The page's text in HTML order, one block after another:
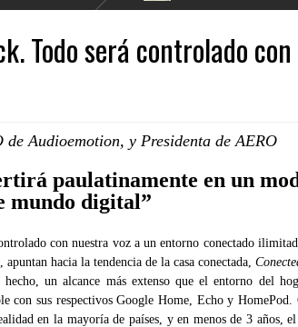
Todo será controlado
Audioemotion, y Presidenta de AERO
paulatinamente en un
mundo digital”
con nuestra voz a un entorno conectado
apuntan hacia la tendencia de la casa conectada,
un alcance más extenso que el entorno del
con sus respectivos Google Home, Echo y
en la mayoría de países, y en menos de 3 años,